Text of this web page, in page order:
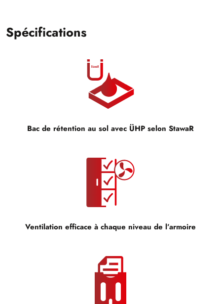
Spécifications
Bac de rétention au sol avec ÜHP selon StawaR
Ventilation efficace à chaque niveau de l’armoire